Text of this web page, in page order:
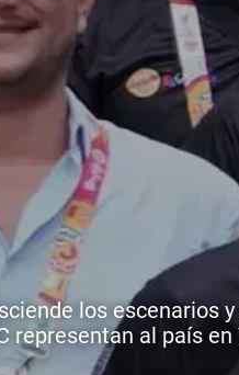
los escenarios
representan al país